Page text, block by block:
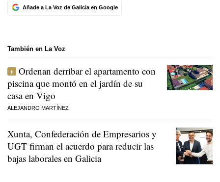
Añade a La Voz de Galicia en Google
También en La Voz
Ordenan derribar el apartamento con
piscina que montó en el jardín de su
casa en Vigo
ALEJANDRO MARTÍNEZ
Xunta, Confederación de Empresarios y
UGT firman el acuerdo para reducir las
bajas laborales en Galicia